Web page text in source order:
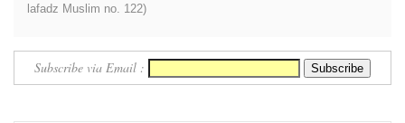
lafadz Muslim no. 122)
Subscribe via Email :